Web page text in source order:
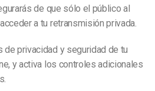
de que sólo el público al
a tu retransmisión privada.
de privacidad y seguridad de tu
y activa los controles adicionales